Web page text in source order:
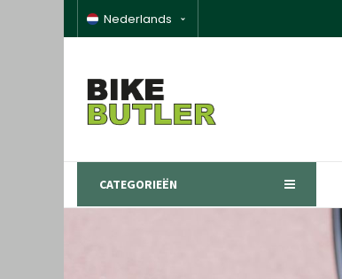
Nederlands
CATEGORIEËN